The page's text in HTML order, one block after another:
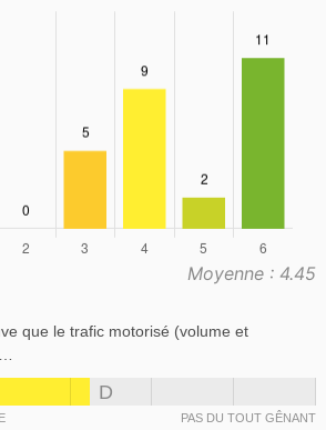
Moyenne : 4.45
que le trafic motorisé (volume et
D
PAS DU TOUT GÊNANT